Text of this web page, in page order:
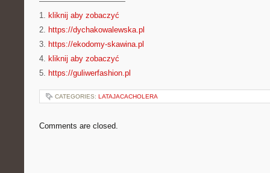
1. kliknij aby zobaczyć
2. https://dychakowalewska.pl
3. https://ekodomy-skawina.pl
4. kliknij aby zobaczyć
5. https://guliwerfashion.pl
CATEGORIES: LATAJACACHOLERA
Comments are closed.